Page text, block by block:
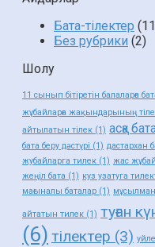
Бата-тілектер
Без рубрики (2)
Шолу
11 сынып бітіретін балаларға
жұбайларға жақындарының
айтылатын тілек (1) асқа
бата беру дәстүрі (1) дастархан
жубайларга тилек (1) жас
жеңіл бата (1) куз узатуга
мағыналы баталар (1)
айтатын тилек (1) туған
(6) тілектер (3)